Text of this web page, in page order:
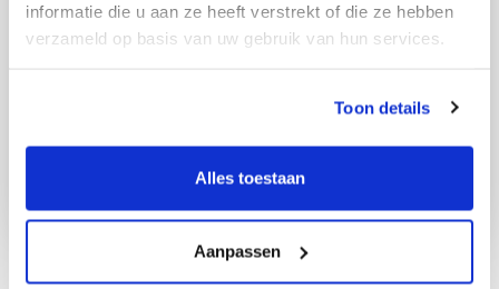
informatie die u aan ze heeft verstrekt of die ze hebben
verzameld op basis van uw gebruik van hun services.
Toon details
Alles toestaan
Aanpassen